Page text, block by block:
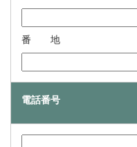
番 地
電話番号